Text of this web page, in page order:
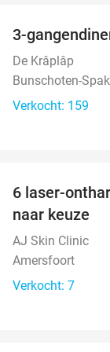
3-
De Krâplâp
Bunschoten-
Verkocht: 159
6 laser-
naar keuze
AJ Skin Clinic
Amersfoort
Verkocht: 7